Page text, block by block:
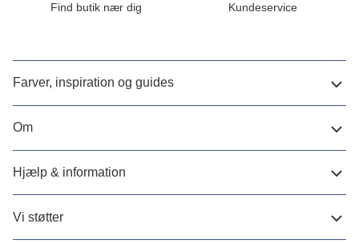
Find butik nær dig Kundeservice
Farver, inspiration og guides
Om
Hjælp & information
Vi støtter